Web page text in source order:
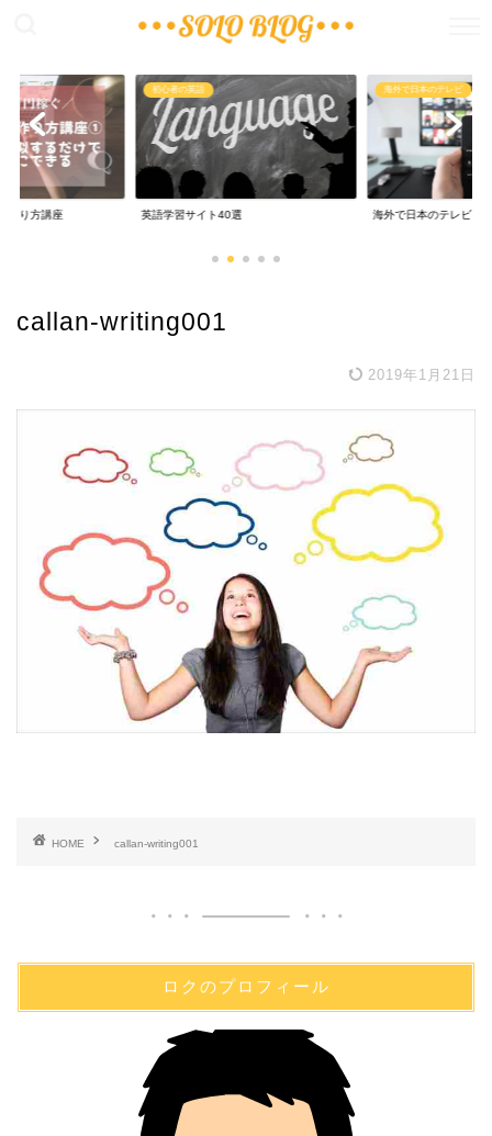
作り方講座
初心者の英語
英語学習サイト40選
海外で日本のテレビ
海外で日本のテレビ
callan-writing001
2019年1月21日
HOME callan-writing001
ロクのプロフィール